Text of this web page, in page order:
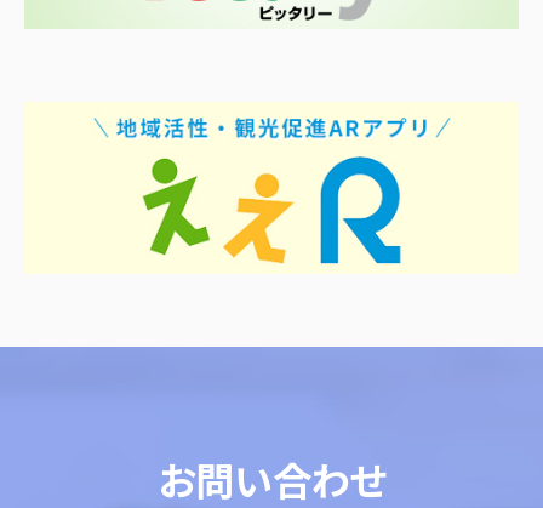
お問い合わせ